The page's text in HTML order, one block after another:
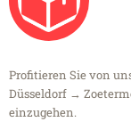
Profitieren Sie von
Düsseldorf →
einzugehen.